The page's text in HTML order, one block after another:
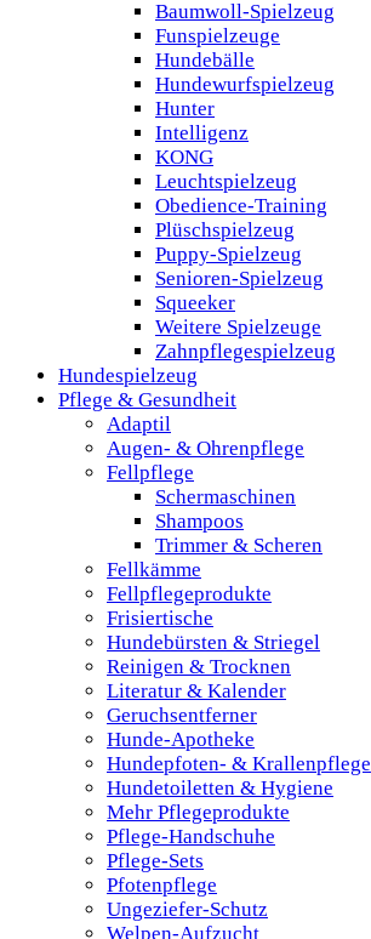
Baumwoll-Spielzeug
Funspielzeuge
Hundebälle
Hundewurfspielzeug
Hunter
Intelligenz
KONG
Leuchtspielzeug
Obedience-Training
Plüschspielzeug
Puppy-Spielzeug
Senioren-Spielzeug
Squeeker
Weitere Spielzeuge
Zahnpflegespielzeug
Hundespielzeug
Pflege & Gesundheit
Adaptil
Augen- & Ohrenpflege
Fellpflege
Schermaschinen
Shampoos
Trimmer & Scheren
Fellkämme
Fellpflegeprodukte
Frisiertische
Hundebürsten & Striegel
Reinigen & Trocknen
Literatur & Kalender
Geruchsentferner
Hunde-Apotheke
Hundepfoten- & Krallenpflege
Hundetoiletten & Hygiene
Mehr Pflegeprodukte
Pflege-Handschuhe
Pflege-Sets
Pfotenpflege
Ungeziefer-Schutz
Welpen-Aufzucht